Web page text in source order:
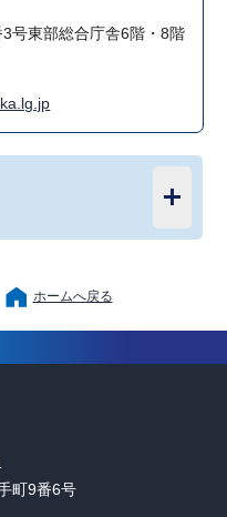
号東部総合庁舎6階・8階
ホームへ戻る
町9番6号